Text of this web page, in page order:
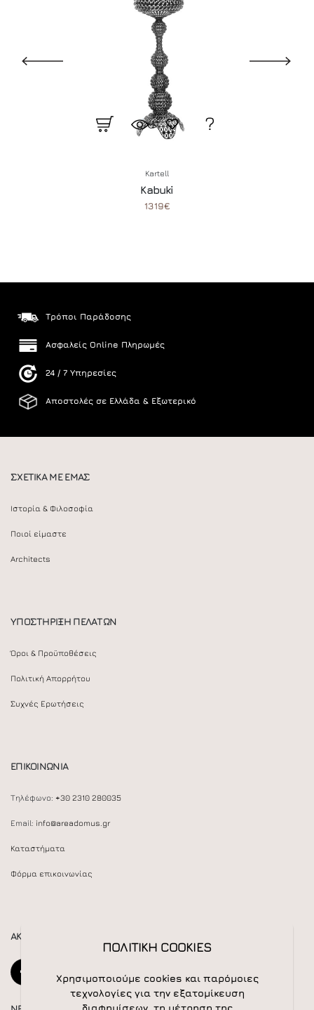
Kartell
Kabuki
1319€
Τρόποι Παράδοσης
Ασφαλείς Online Πληρωμές
24 / 7 Υπηρεσίες
Αποστολές σε Ελλάδα & Εξωτερικό
ΣΧΕΤΙΚΑ ΜΕ ΕΜΑΣ
Ιστορία & Φιλοσοφία
Ποιοί είμαστε
Architects
ΥΠΟΣΤΗΡΙΞΗ ΠΕΛΑΤΩΝ
Όροι & Προϋποθέσεις
Πολιτική Απορρήτου
Συχνές Ερωτήσεις
ΕΠΙΚΟΙΝΩΝΙΑ
Τηλέφωνο: +30 2310 280035
Email: info@areadomus.gr
Καταστήματα
Φόρμα επικοινωνίας
ΑΚΟΛΟΥΘΕΙΣΤΕ ΜΑΣ
ΠΟΛΙΤΙΚΗ COOKIES
Χρησιμοποιούμε cookies και παρόμοιες
τεχνολογίες για την εξατομίκευση
διαφημίσεων, τη μέτρηση της